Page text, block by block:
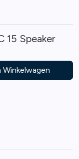
15 Speaker
Winkelwagen